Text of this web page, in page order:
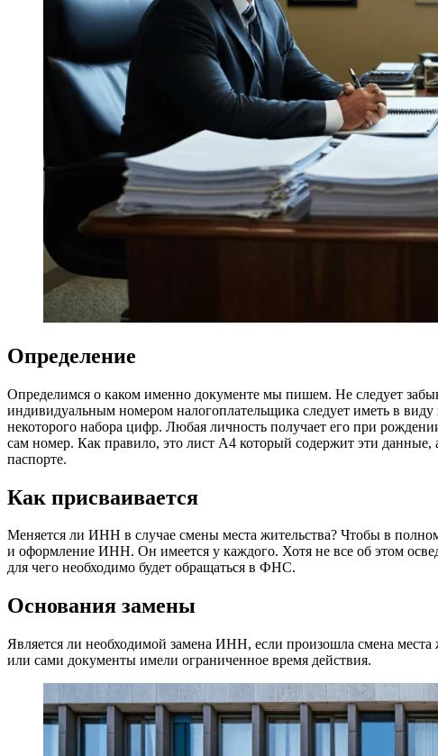
Определение
Определимся о каком именно документе мы пишем. Не следует
индивидуальным номером налогоплательщика следует иметь в
некоторого набора цифр. Любая личность получает его при
сам номер. Как правило, это лист А4 который содержит эти
паспорте.
Как присваивается
Меняется ли ИНН в случае смены места жительства? Чтобы в
и оформление ИНН. Он имеется у каждого. Хотя не все об этом
для чего необходимо будет обращаться в ФНС.
Основания замены
Является ли необходимой замена ИНН, если произошла смена места
или сами документы имели ограниченное время действия.